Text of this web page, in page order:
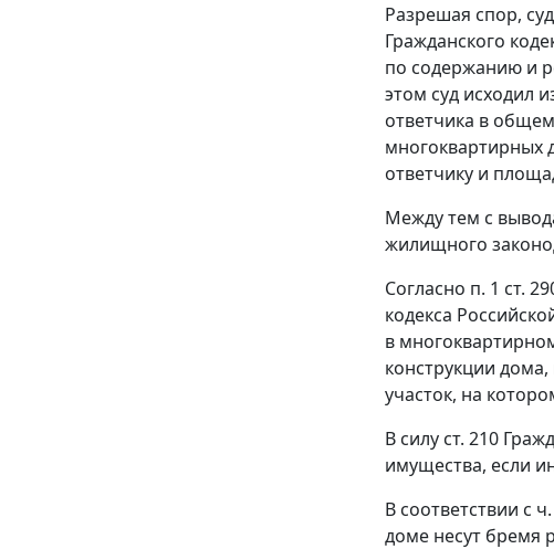
Разрешая спор,
Гражданского
по содержанию и
этом суд исходил
ответчика в
ответчику и
Между тем с
жилищного
Согласно п. 1 ст.
кодекса
в
конструкции
участок, на
В силу ст. 210
имущества, если
В соответствии с ч.
доме несут бремя